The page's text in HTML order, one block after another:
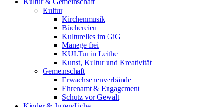
Kultur & Gemeinschaft
Kultur
Kirchenmusik
Büchereien
Kulturelles im GiG
Manege frei
KULTur in Leithe
Kunst, Kultur und Kreativität
Gemeinschaft
Erwachsenenverbände
Ehrenamt & Engagement
Schutz vor Gewalt